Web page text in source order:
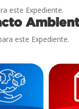
este Expediente.
este Expediente.